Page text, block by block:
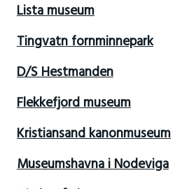
Lista museum
Tingvatn fornminnepark
D/S Hestmanden
Flekkefjord museum
Kristiansand kanonmuseum
Museumshavna i Nodeviga